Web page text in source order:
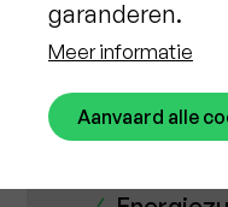
elke
vorst en
garanderen.
Meer informatie
Aanvaard alle